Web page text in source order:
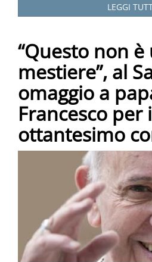
LEGGI
“Questo non è
mestiere”, al
omaggio a
Francesco per
ottantesimo